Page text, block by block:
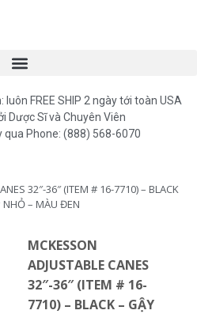
FREE SHIP 2 ngày tới toàn USA
Dược Sĩ và Chuyên Viên
qua Phone: (888) 568-6070
32″-36″ (ITEM # 16-7710) – BLACK
NHỎ – MÀU ĐEN
MCKESSON
ADJUSTABLE CANES
32″-36″ (ITEM # 16-
7710) – BLACK – GẬY